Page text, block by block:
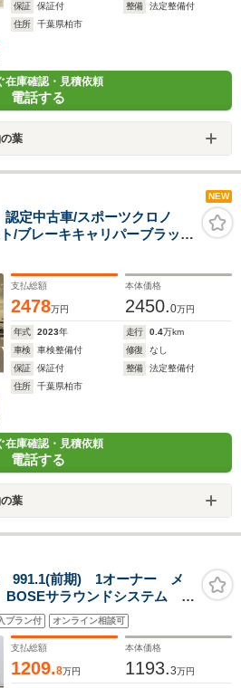
保証
保証付 整備
法定整備付
住所
千葉県柏市
在庫確認・見積依頼
電話する
葉
NEW
定中古車/スポーツクロノ
/ブレーキキャリパーブラッ
ーション/18WAY電動シー
ザー
支払総額
2478万円
本体価格
2450.0万円
年式 2023年 走行 0.4万km
車検
車検整備付 修復
なし
保証
保証付 整備
法定整備付
住所
千葉県柏市
在庫確認・見積依頼
電話する
葉
前期) 1オーナー メ
サラウンドシステム
ートエアコン エクステリア
ングカバー
プラン付 オンライン相談可
支払総額
1209.8万円
本体価格
1193.3万円